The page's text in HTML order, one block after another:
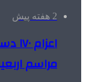
2 هفته پیش
مراسم